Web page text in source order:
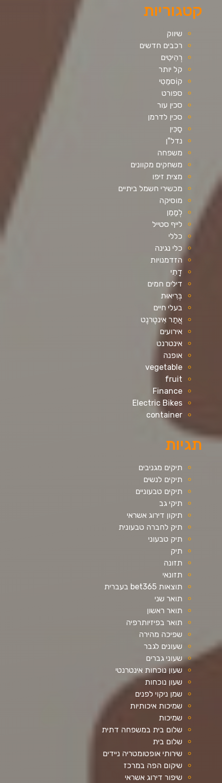
קטגוריות
שיווק
רכבים חדשים
רְהִיטִים
קל יותר
קוֹסמֵטִי
ספורט
סכין עור
סכין לדרמן
סַכִּין
נדל"ן
משפחה
משחקים מקוונים
מצית זיפו
מכשירי חשמל ביתיים
מוסיקה
לְמַמֵן
לייף סטייל
כללי
כלי נגינה
הזדמנויות
דָתִי
דילים חמים
בְּרִיאוּת
בעלי חיים
אֲתַר אִינטֶרנֶט
אירועים
אינטרנט
אופנה
vegetable
fruit
Finance
Electric Bikes
container
תגיות
תיקים מגניבים
תיקים לנשים
תיקים טבעוניים
תיקי גב
תיקון דירוג אשראי
תיק לחברה טבעונית
תיק טבעוני
תיק
תזונה
תזונאי
תוצאות bet365 בעברית
תואר שני
תואר ראשון
תואר בפיזיותרפיה
שפיכה מהירה
שעונים לגבר
שעוני גברים
שעון נוכחות אינטרנטי
שעון נוכחות
שמן ניקוי לפנים
שמיכות איכותיות
שמיכות
שלום בית במשפחה דתית
שלום בית
שירותי אופטומטריה ניידים
שיקום הפה במרכז
שיפור דירוג אשראי